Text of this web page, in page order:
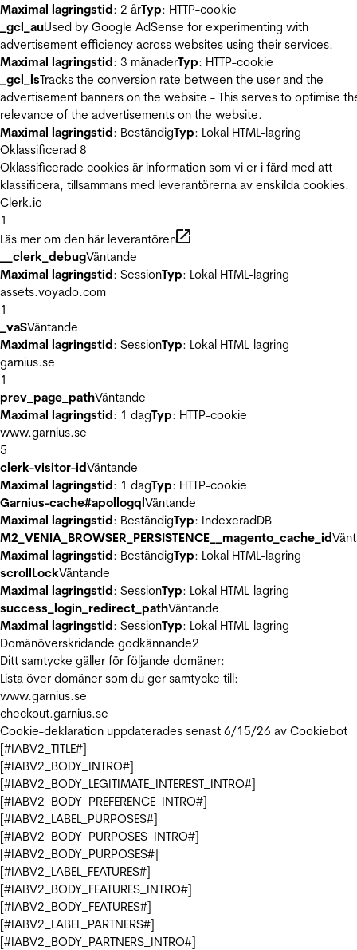
Maximal lagringstid: 2 årTyp: HTTP-cookie
_gcl_auUsed by Google AdSense for experimenting with
advertisement efficiency across websites using their services.
Maximal lagringstid: 3 månaderTyp: HTTP-cookie
_gcl_lsTracks the conversion rate between the user and the
advertisement banners on the website - This serves to optimise
relevance of the advertisements on the website.
Maximal lagringstid: BeständigTyp: Lokal HTML-lagring
Oklassificerad 8
Oklassificerade cookies är information som vi er i färd med att
klassificera, tillsammans med leverantörerna av enskilda cookies.
Clerk.io
1
Läs mer om den här leverantören
__clerk_debugVäntande
Maximal lagringstid: SessionTyp: Lokal HTML-lagring
assets.voyado.com
1
_vaSVäntande
Maximal lagringstid: SessionTyp: Lokal HTML-lagring
garnius.se
1
prev_page_pathVäntande
Maximal lagringstid: 1 dagTyp: HTTP-cookie
www.garnius.se
5
clerk-visitor-idVäntande
Maximal lagringstid: 1 dagTyp: HTTP-cookie
Garnius-cache#apollogqlVäntande
Maximal lagringstid: BeständigTyp: IndexeradDB
M2_VENIA_BROWSER_PERSISTENCE__magento_cache_id
Maximal lagringstid: BeständigTyp: Lokal HTML-lagring
scrollLockVäntande
Maximal lagringstid: SessionTyp: Lokal HTML-lagring
success_login_redirect_pathVäntande
Maximal lagringstid: SessionTyp: Lokal HTML-lagring
Domänöverskridande godkännande2
Ditt samtycke gäller för följande domäner:
Lista över domäner som du ger samtycke till:
www.garnius.se
checkout.garnius.se
Cookie-deklaration uppdaterades senast 6/15/26 av Cookiebot
[#IABV2_TITLE#]
[#IABV2_BODY_INTRO#]
[#IABV2_BODY_LEGITIMATE_INTEREST_INTRO#]
[#IABV2_BODY_PREFERENCE_INTRO#]
[#IABV2_LABEL_PURPOSES#]
[#IABV2_BODY_PURPOSES_INTRO#]
[#IABV2_BODY_PURPOSES#]
[#IABV2_LABEL_FEATURES#]
[#IABV2_BODY_FEATURES_INTRO#]
[#IABV2_BODY_FEATURES#]
[#IABV2_LABEL_PARTNERS#]
[#IABV2_BODY_PARTNERS_INTRO#]